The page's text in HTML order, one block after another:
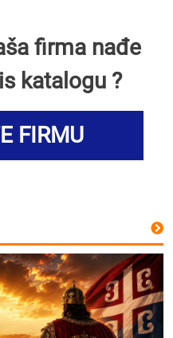
firma nađe
katalogu ?
FIRMU